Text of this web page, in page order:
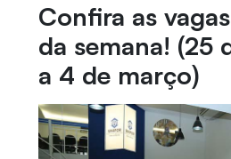
Confira as
da semana! (25
a 4 de março)